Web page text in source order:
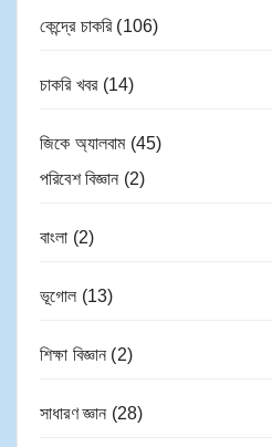
কেন্দ্রে চাকরি(106)
চাকরি খবর(14)
জিকে অ্যালবাম(45)
পরিবেশ বিজ্ঞান (2)
বাংলা (2)
ভূগোল (13)
শিক্ষা বিজ্ঞান (2)
সাধারণ জ্ঞান (28)